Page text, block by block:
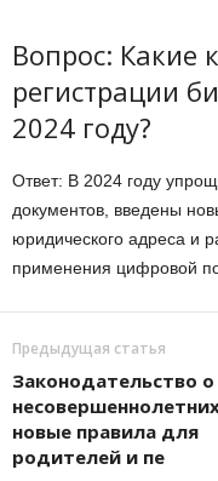
Вопрос: Какие
регистрации
2024 году?
Ответ: В 2024 году
документов, введены
юридического адреса и
применения цифровой
Предыдущая статья
Законодательство о
новые правила для
родителей и пе